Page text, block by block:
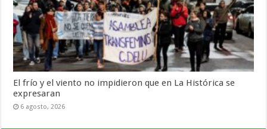
El frío y el viento no impidieron que en La Histórica se
expresaran
6 agosto, 2026